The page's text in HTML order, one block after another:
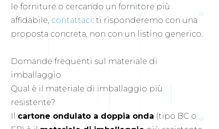
le forniture o cercando un fornitore più
affidabile, contattaci: ti risponderemo con una
proposta concreta, non con un listino generico.
Domande frequenti sul materiale di
imballaggio
Qual è il materiale di imballaggio più
resistente?
Il cartone ondulato a doppia onda (tipo BC o